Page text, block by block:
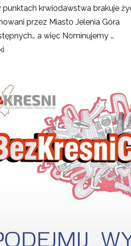
krwiodawstwa brakuje
przez Miasto Jelenia Góra
a więc Nominujemy …